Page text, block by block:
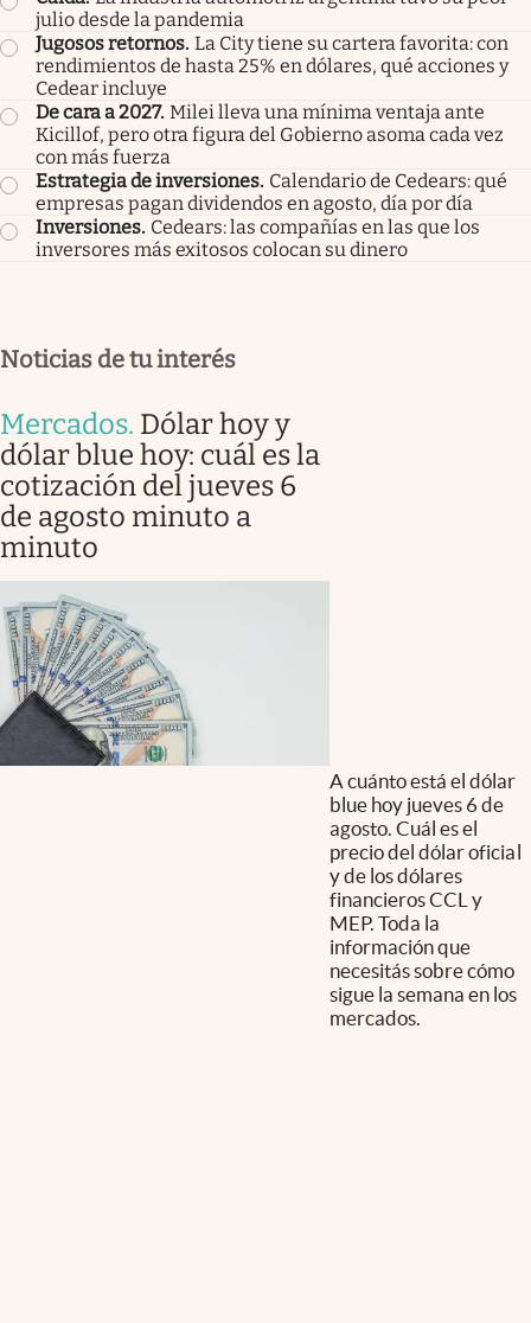
julio desde la pandemia
Jugosos retornos. La City tiene su cartera favorita: con
rendimientos de hasta 25% en dólares, qué acciones y
Cedear incluye
De cara a 2027. Milei lleva una mínima ventaja ante
Kicillof, pero otra figura del Gobierno asoma cada vez
con más fuerza
Estrategia de inversiones. Calendario de Cedears: qué
empresas pagan dividendos en agosto, día por día
Inversiones. Cedears: las compañías en las que los
inversores más exitosos colocan su dinero
Noticias de tu interés
Mercados. Dólar hoy y
dólar blue hoy: cuál es la
cotización del jueves 6
de agosto minuto a
minuto
A cuánto está el dólar
blue hoy jueves 6 de
agosto. Cuál es el
precio del dólar oficial
y de los dólares
financieros CCL y
MEP. Toda la
información que
necesitás sobre cómo
sigue la semana en los
mercados.